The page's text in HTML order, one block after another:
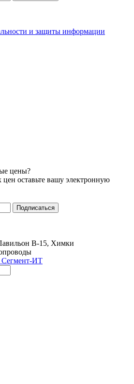
и защиты информации
цены?
оставьте вашу электронную
В-15, Химки